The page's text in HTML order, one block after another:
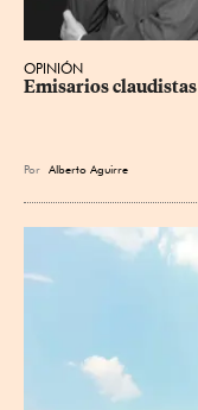
OPINIÓN
Emisarios claudistas
Por Alberto Aguirre